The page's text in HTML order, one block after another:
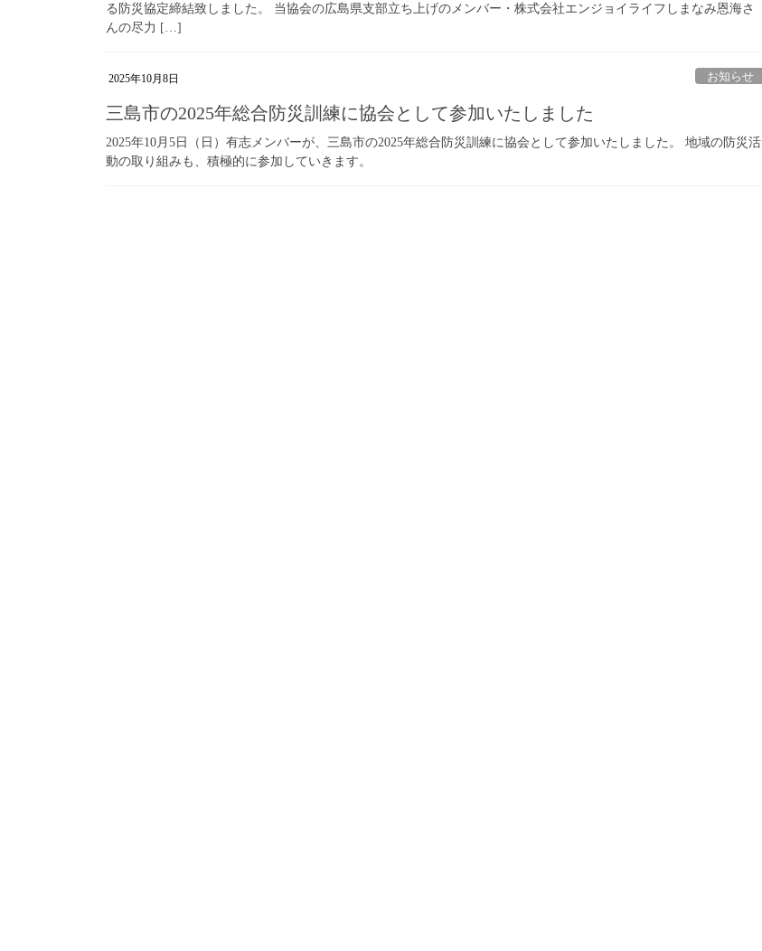
る防災協定締結致しました。 当協会の広島県支部立ち上げのメンバー・株式会社エンジョイライフしまなみ恩海さ
んの尽力 […]
2025年10月8日 お知らせ
三島市の2025年総合防災訓練に協会として参加いたしました
2025年10月5日（日）有志メンバーが、三島市の2025年総合防災訓練に協会として参加いたしました。 地域の防災活
動の取り組みも、積極的に参加していきます。